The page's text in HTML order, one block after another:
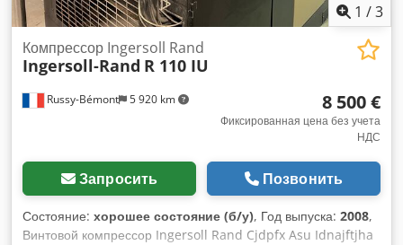
1 /3
Russy-Bémont 5 920 km
Компрессор Ingersoll Rand
Ingersoll-Rand R 110 IU
8 500 €
Фиксированная цена без учета
НДС
Запросить Позвонить
Состояние: хорошее состояние (б/у), Год выпуска: 2008,
Винтовой компрессор Ingersoll Rand Cjdpfx Asu Idnajftjha